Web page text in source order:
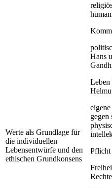
Werte als Grundlage für
die individuellen
Lebensentwürfe und den
ethischen Grundkonsens
Hans
Leben
Pflicht